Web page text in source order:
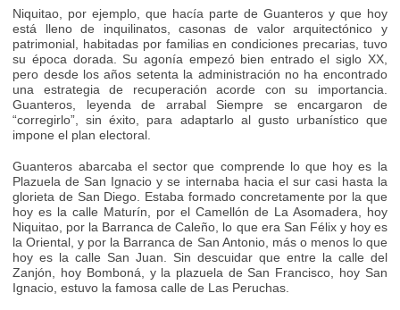
Niquitao, por ejemplo, que hacía parte de Guanteros y que hoy
está lleno de inquilinatos, casonas de valor arquitectónico y
patrimonial, habitadas por familias en condiciones precarias, tuvo
su época dorada. Su agonía empezó bien entrado el siglo XX,
pero desde los años setenta la administración no ha encontrado
una estrategia de recuperación acorde con su importancia.
Guanteros, leyenda de arrabal Siempre se encargaron de
“corregirlo”, sin éxito, para adaptarlo al gusto urbanístico que
impone el plan electoral.
Guanteros abarcaba el sector que comprende lo que hoy es la
Plazuela de San Ignacio y se internaba hacia el sur casi hasta la
glorieta de San Diego. Estaba formado concretamente por la que
hoy es la calle Maturín, por el Camellón de La Asomadera, hoy
Niquitao, por la Barranca de Caleño, lo que era San Félix y hoy es
la Oriental, y por la Barranca de San Antonio, más o menos lo que
hoy es la calle San Juan. Sin descuidar que entre la calle del
Zanjón, hoy Bomboná, y la plazuela de San Francisco, hoy San
Ignacio, estuvo la famosa calle de Las Peruchas.